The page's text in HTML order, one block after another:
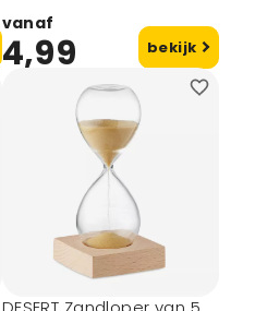
vanaf
4,99 bekijk